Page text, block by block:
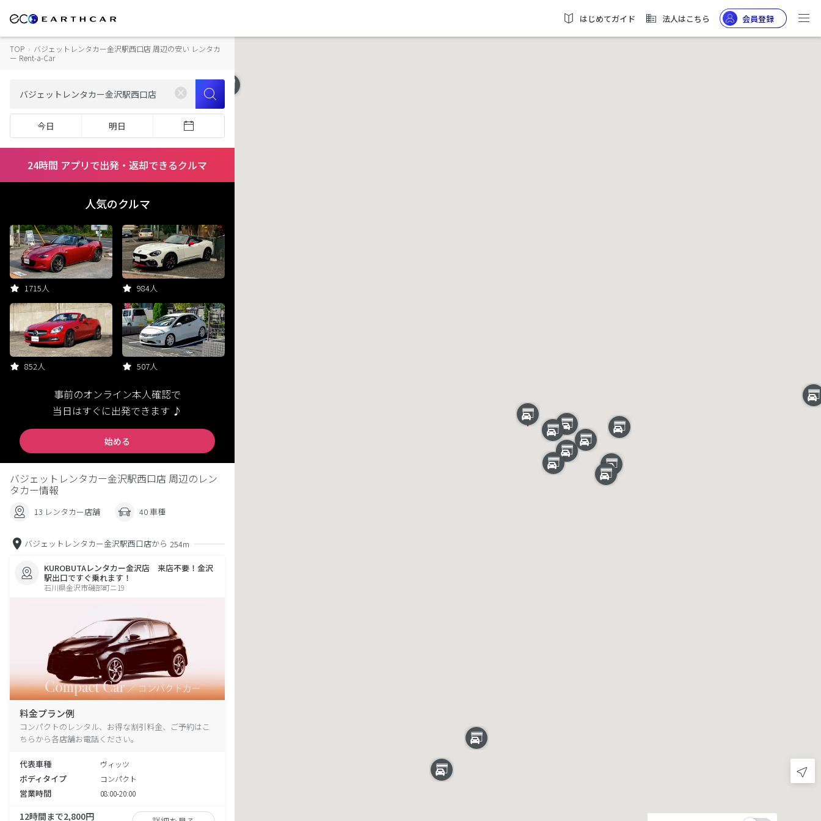
はじめてガイド 法人はこちら 会員登録
TOP › バジェットレンタカー金沢駅西口店 周辺の安い レンタカ
ー Rent-a-Car
今日 明日
24時間 アプリで出発・返却できるクルマ
人気のクルマ
1715人 984人
852人 507人
事前のオンライン本人確認で
当日はすぐに出発できます ♪
始める
バジェットレンタカー金沢駅西口店 周辺のレン
タカー情報
13 レンタカー店舗 40 車種
バジェットレンタカー金沢駅西口店から 254m
KUROBUTAレンタカー金沢店 来店不要！金沢
駅出口ですぐ乗れます！
石川県金沢市磯部町ニ19
料金プラン例
コンパクトのレンタル、お得な割引料金、ご予約はこ
ちらから各店舗お電話ください。
代表車種 ヴィッツ
ボディタイプ コンパクト
営業時間 08:00-20:00
12時間まで2,800円